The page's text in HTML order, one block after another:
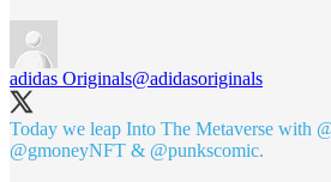
adidas Originals@adidasoriginals
Today we leap Into The Metaverse with
@gmoneyNFT & @punkscomic.